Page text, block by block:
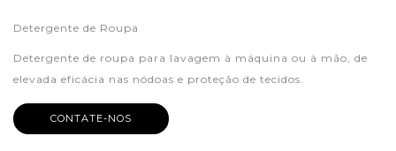
Detergente de Roupa
Detergente de roupa para lavagem à máquina ou à mão, de
elevada eficácia nas nódoas e proteção de tecidos.
CONTATE-NOS